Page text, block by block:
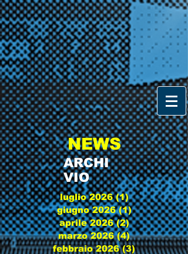
NEWS
ARCHI
VIO
luglio 2026 (1)1 post
giugno 2026 (1)1 post
aprile 2026 (2)2 post
marzo 2026 (4)4 post
febbraio 2026 (3)3 post